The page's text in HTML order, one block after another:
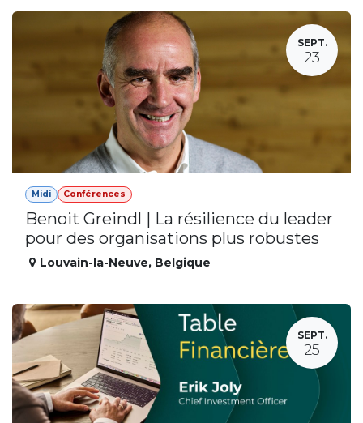
SEPT.
23
Midi Conférences
Benoit Greindl | La résilience du leader
pour des organisations plus robustes
Louvain-la-Neuve, Belgique
SEPT.
25